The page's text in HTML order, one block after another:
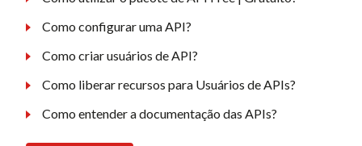
Como configurar uma API?
Como criar usuários de API?
Como liberar recursos para Usuários de APIs?
Como entender a documentação das APIs?